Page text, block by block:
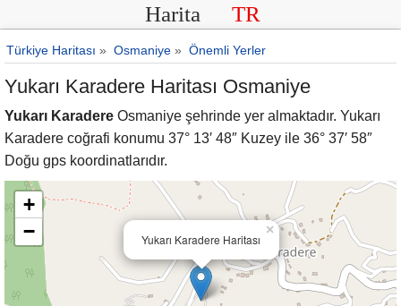
Harita TR
Türkiye Haritası » Osmaniye » Önemli Yerler
Yukarı Karadere Haritası Osmaniye
Yukarı Karadere Osmaniye şehrinde yer almaktadır. Yukarı
Karadere coğrafi konumu 37° 13′ 48″ Kuzey ile 36° 37′ 58″
Doğu gps koordinatlarıdır.
Yukarı Karadere Haritası
×
+
−